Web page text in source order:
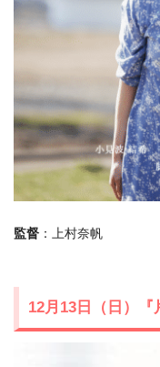
監督 ：上村奈帆
12月13日（日）『